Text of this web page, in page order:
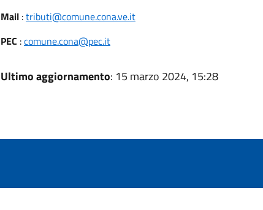
Mail:tributi@comune.cona.ve.it
PEC :comune.cona@pec.it
Ultimo aggiornamento: 15 marzo 2024, 15:28